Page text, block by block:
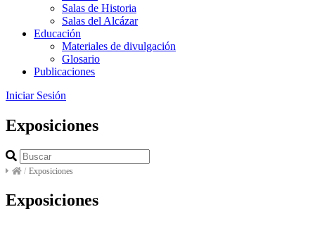
Salas de Historia
Salas del Alcázar
Educación
Materiales de divulgación
Glosario
Publicaciones
Iniciar Sesión
Exposiciones
/ Exposiciones
Exposiciones